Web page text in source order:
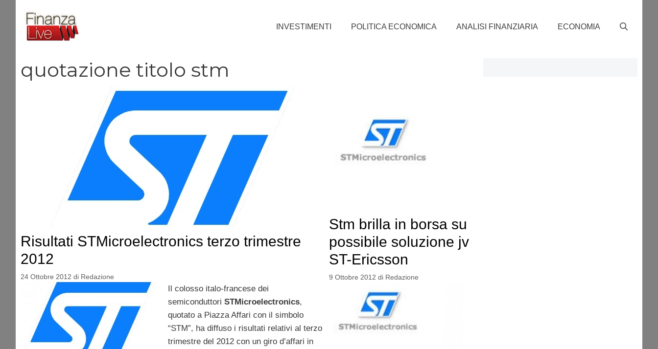
contenuto
INVESTIMENTI POLITICA ECONOMICA ANALISI FINANZIARIA ECONOMIA
quotazione titolo stm
Risultati STMicroelectronics terzo trimestre
2012
24 Ottobre 2012 di Redazione
Il colosso italo-francese dei
semiconduttori STMicroelectronics,
quotato a Piazza Affari con il simbolo
“STM”, ha diffuso i risultati relativi al terzo
trimestre del 2012 con un giro d’affari in
Stm brilla in borsa su
possibile soluzione jv
ST-Ericsson
9 Ottobre 2012 di Redazione